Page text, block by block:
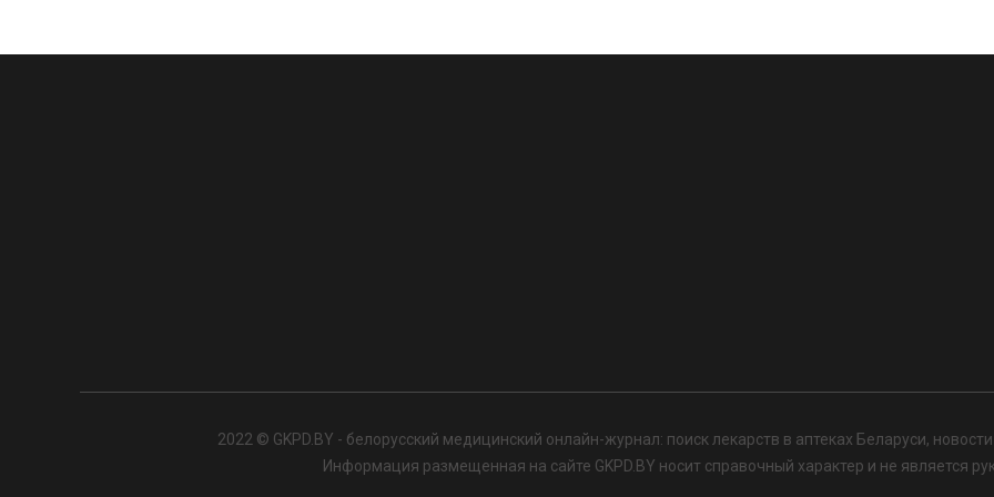
2022 © GKPD.BY - белорусский медицинский онлайн-журнал: поиск лекарств в аптеках Беларуси,
Информация размещенная на сайте GKPD.BY носит справочный характер и не является